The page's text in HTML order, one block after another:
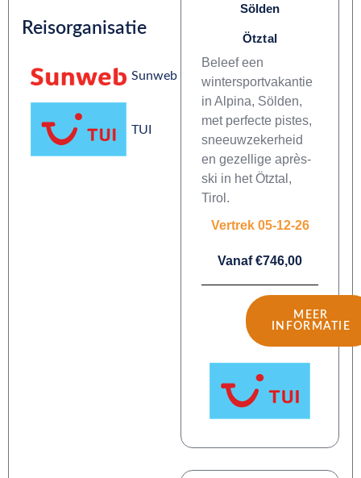
Reisorganisatie
Sunweb
TUI
Sölden
Ötztal
Beleef een
wintersportvakantie
in Alpina, Sölden,
met perfecte pistes,
sneeuwzekerheid
en gezellige après-
ski in het Ötztal,
Tirol.
Vertrek 05-12-26
Vanaf €746,00
MEER
INFORMATIE